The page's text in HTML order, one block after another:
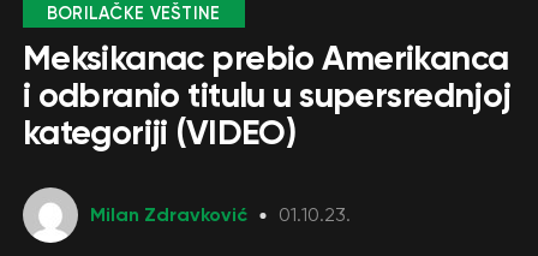
BORILAČKE VEŠTINE
Meksikanac prebio Amerikanca
i odbranio titulu u supersrednjoj
kategoriji (VIDEO)
Milan Zdravković 01.10.23.